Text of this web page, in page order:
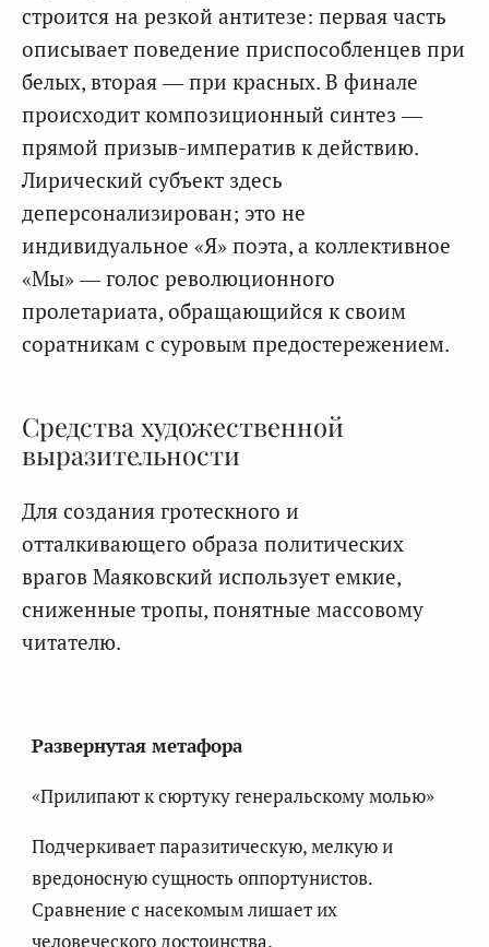
строится на резкой антитезе: первая часть
описывает поведение приспособленцев при
белых, вторая — при красных. В финале
происходит композиционный синтез —
прямой призыв-императив к действию.
Лирический субъект здесь
деперсонализирован; это не
индивидуальное «Я» поэта, а коллективное
«Мы» — голос революционного
пролетариата, обращающийся к своим
соратникам с суровым предостережением.
Средства художественной
выразительности
Для создания гротескного и
отталкивающего образа политических
врагов Маяковский использует емкие,
сниженные тропы, понятные массовому
читателю.
Развернутая метафора
«Прилипают к сюртуку генеральскому молью»
Подчеркивает паразитическую, мелкую и
вредоносную сущность оппортунистов.
Сравнение с насекомым лишает их
человеческого достоинства.